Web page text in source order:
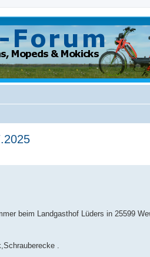
beim Landgasthof Lüders in 25599
.